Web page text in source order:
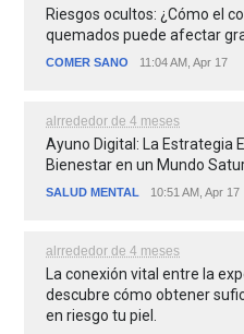
Riesgos ocultos: ¿Cómo el
quemados puede afectar
COMER SANO 11:04 AM, Apr 17
alrrededor de 4 meses
Ayuno Digital: La Estrategia
Bienestar en un Mundo
SALUD MENTAL 10:51 AM, Apr 17
alrrededor de 4 meses
La conexión vital entre la
descubre cómo obtener
en riesgo tu piel.